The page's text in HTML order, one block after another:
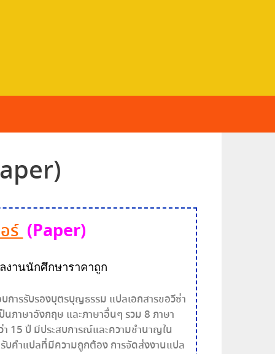
ร์(Paper)
านนักศึกษาราคาถูก
การรับรองบุตรบุญธรรม แปลเอกสารขอวีซ่า
นภาษาอังกฤษ และภาษาอื่นๆ รวม 8 ภาษา
า 15 ปี มีประสบการณ์และความชำนาญใน
รับคำแปลที่มีความถูกต้อง การจัดส่งงานแปล